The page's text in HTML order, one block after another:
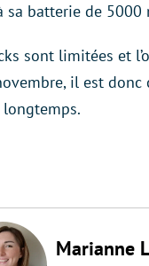
sa batterie de 5000
sont limitées et
il est
Marianne